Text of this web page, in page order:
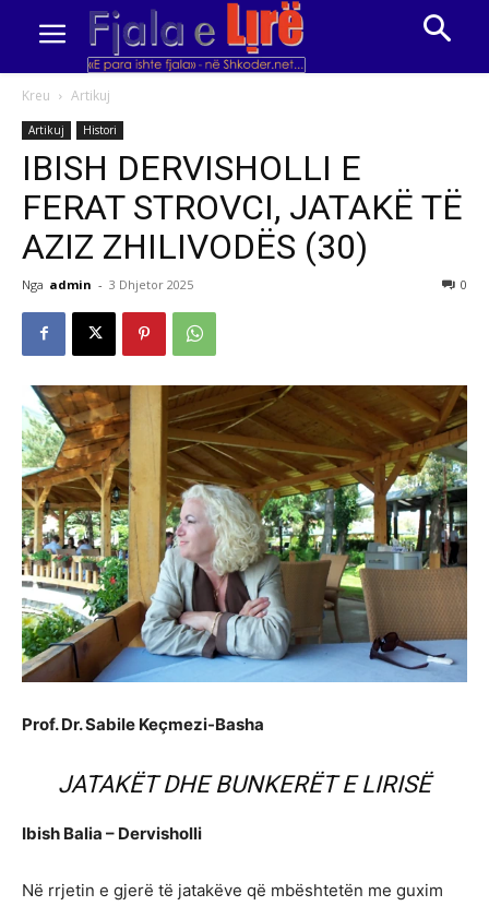
Kreu Artikuj
Artikuj Histori
IBISH DERVISHOLLI E
FERAT STROVCI, JATAKË TË
AZIZ ZHILIVODËS (30)
Nga admin - 3 Dhjetor 2025 0
Prof. Dr. Sabile Keçmezi-Basha
JATAKËT DHE BUNKERËT E LIRISË
Ibish Balia – Dervisholli
Në rrjetin e gjerë të jatakëve që mbështetën me guxim